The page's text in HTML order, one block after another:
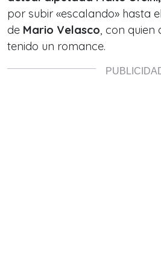
por subir «escalando» hasta
de Mario Velasco, con quien
tenido un romance.